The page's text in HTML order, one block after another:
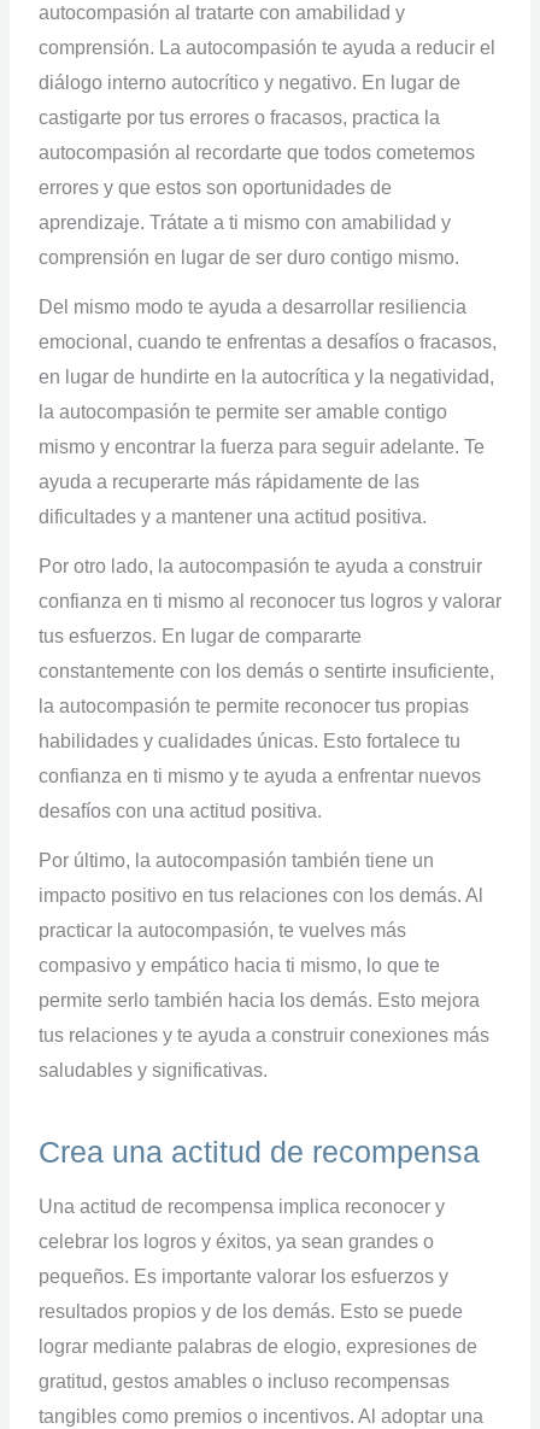
autocompasión al tratarte con amabilidad y
comprensión. La autocompasión te ayuda a reducir el
diálogo interno autocrítico y negativo. En lugar de
castigarte por tus errores o fracasos, practica la
autocompasión al recordarte que todos cometemos
errores y que estos son oportunidades de
aprendizaje. Trátate a ti mismo con amabilidad y
comprensión en lugar de ser duro contigo mismo.
Del mismo modo te ayuda a desarrollar resiliencia
emocional, cuando te enfrentas a desafíos o fracasos,
en lugar de hundirte en la autocrítica y la negatividad,
la autocompasión te permite ser amable contigo
mismo y encontrar la fuerza para seguir adelante. Te
ayuda a recuperarte más rápidamente de las
dificultades y a mantener una actitud positiva.
Por otro lado, la autocompasión te ayuda a construir
confianza en ti mismo al reconocer tus logros y valorar
tus esfuerzos. En lugar de compararte
constantemente con los demás o sentirte insuficiente,
la autocompasión te permite reconocer tus propias
habilidades y cualidades únicas. Esto fortalece tu
confianza en ti mismo y te ayuda a enfrentar nuevos
desafíos con una actitud positiva.
Por último, la autocompasión también tiene un
impacto positivo en tus relaciones con los demás. Al
practicar la autocompasión, te vuelves más
compasivo y empático hacia ti mismo, lo que te
permite serlo también hacia los demás. Esto mejora
tus relaciones y te ayuda a construir conexiones más
saludables y significativas.
Crea una actitud de recompensa
Una actitud de recompensa implica reconocer y
celebrar los logros y éxitos, ya sean grandes o
pequeños. Es importante valorar los esfuerzos y
resultados propios y de los demás. Esto se puede
lograr mediante palabras de elogio, expresiones de
gratitud, gestos amables o incluso recompensas
tangibles como premios o incentivos. Al adoptar una